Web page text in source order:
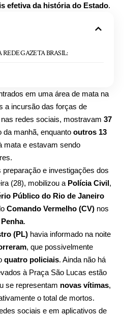
efetiva da história do Estado.
REDE GAZETA BRASIL:
em uma área de mata na
a incursão das forças de
redes sociais, mostravam 37
manhã, enquanto outros 13
mata e estavam sendo
preparação e investigações dos
(28), mobilizou a Polícia Civil,
Público do Rio de Janeiro
Comando Vermelho (CV) nos
.
(PL) havia informado na noite
, que possivelmente
quatro policiais. Ainda não há
à Praça São Lucas estão
se representam novas vítimas,
o total de mortos.
sociais e em aplicativos de